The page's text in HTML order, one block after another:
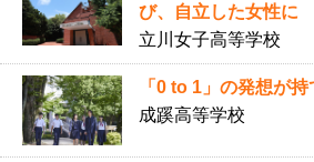
び、自立した女性に
立川女子高等学校
「0 to 1」の発想が
成蹊高等学校